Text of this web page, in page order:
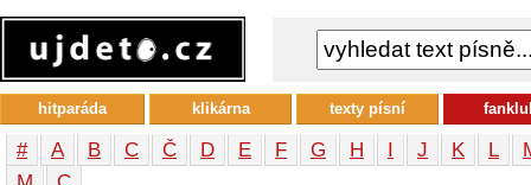
# A B C Č D E F G H I J K L
hitparáda klikárna texty písní